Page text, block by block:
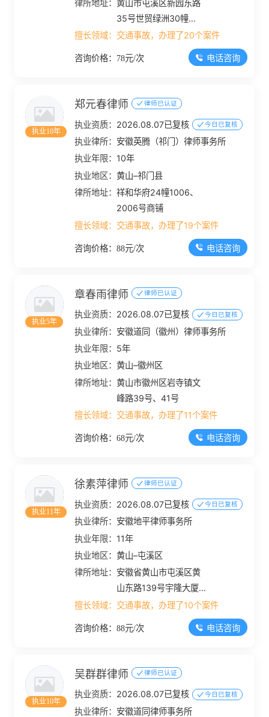
律所地址：黄山市屯溪区新园东路
35号世贸绿洲30幢
A1503、A1504号
擅长领域： 交通事故，办理了20个案件
咨询价格：78元/次 电话咨询
执业10年
郑元春律师 律师已认证
执业资质： 2026.08.07已复核 今日已复核
执业律所： 安徽英腾（祁门）律师事务所
执业年限： 10年
执业地区：黄山–祁门县
律所地址：祥和华府24幢1006、
2006号商铺
擅长领域： 交通事故，办理了19个案件
咨询价格：88元/次 电话咨询
执业5年
章春雨律师 律师已认证
执业资质： 2026.08.07已复核 今日已复核
执业律所： 安徽道同（徽州）律师事务所
执业年限： 5年
执业地区：黄山–徽州区
律所地址：黄山市徽州区岩寺镇文
峰路39号、41号
擅长领域： 交通事故，办理了11个案件
咨询价格：68元/次 电话咨询
执业11年
徐素萍律师 律师已认证
执业资质： 2026.08.07已复核 今日已复核
执业律所： 安徽地平律师事务所
执业年限： 11年
执业地区：黄山–屯溪区
律所地址： 安徽省黄山市屯溪区黄
山东路139号宇隆大厦
四楼
擅长领域： 交通事故，办理了10个案件
咨询价格：88元/次 电话咨询
执业10年
吴群群律师 律师已认证
执业资质： 2026.08.07已复核 今日已复核
执业律所： 安徽道同律师事务所